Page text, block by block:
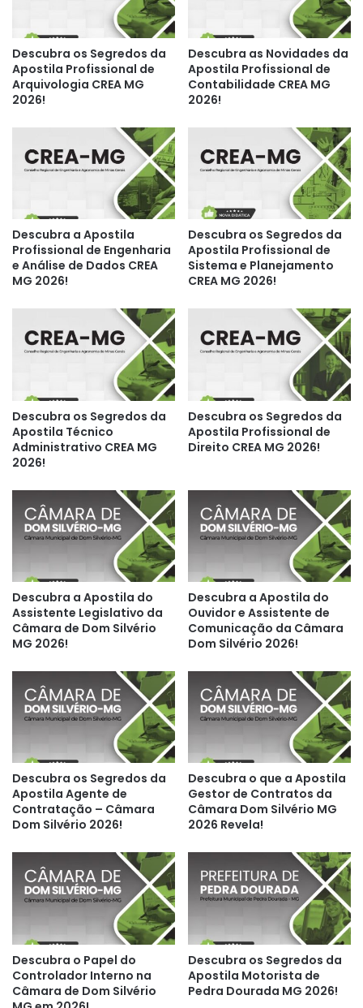
Descubra os Segredos da
Apostila Profissional de
Arquivologia CREA MG
2026!
Descubra as Novidades da
Apostila Profissional de
Contabilidade CREA MG
2026!
Descubra a Apostila
Profissional de Engenharia
e Análise de Dados CREA
MG 2026!
Descubra os Segredos da
Apostila Profissional de
Sistema e Planejamento
CREA MG 2026!
Descubra os Segredos da
Apostila Técnico
Administrativo CREA MG
2026!
Descubra os Segredos da
Apostila Profissional de
Direito CREA MG 2026!
Descubra a Apostila do
Assistente Legislativo da
Câmara de Dom Silvério
MG 2026!
Descubra a Apostila do
Ouvidor e Assistente de
Comunicação da Câmara
Dom Silvério 2026!
Descubra os Segredos da
Apostila Agente de
Contratação – Câmara
Dom Silvério 2026!
Descubra o que a Apostila
Gestor de Contratos da
Câmara Dom Silvério MG
2026 Revela!
Descubra o Papel do
Controlador Interno na
Câmara de Dom Silvério
Descubra os Segredos da
Apostila Motorista de
Pedra Dourada MG 2026!